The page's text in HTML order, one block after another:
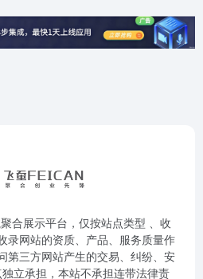
合展示平台，仅按站点类型 、收
录网站的资质、产品、服务质量作
第三方网站产生的交易、纠纷、安
立承担，本站不承担连带法律责